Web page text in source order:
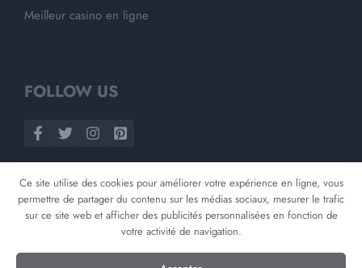
Meilleur casino en ligne
FOLLOW US
©2026Opnminded
Ce site utilise des cookies pour améliorer votre expérience en ligne, vous
permettre de partager du contenu sur les médias sociaux, mesurer le trafic
sur ce site web et afficher des publicités personnalisées en fonction de
votre activité de navigation.